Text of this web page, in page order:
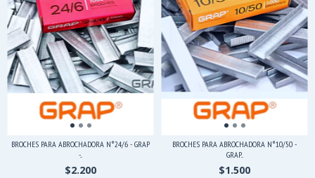
BROCHES PARA ABROCHADORA N°24/6 - GRAP
-...
$2.200
BROCHES PARA ABROCHADORA N°10/50 -
GRAP...
$1.500